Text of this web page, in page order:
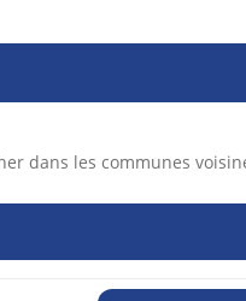
dans les communes